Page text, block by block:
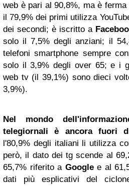
web è pari al 90,8%, ma è
il 79,9% dei primi utilizza
dei secondi; è iscritto a
solo il 7,5% degli anziani; il
telefoni smartphone sempre
solo il 3,9% degli over 65; e i
web tv (il 39,1%) sono dieci
3,9%).
Nel mondo
telegiornali è ancora fuori
l'80,9% degli italiani li utilizza
però, il dato dei tg scende al
65,7% riferito a Googlee al
dati più esplicativi del